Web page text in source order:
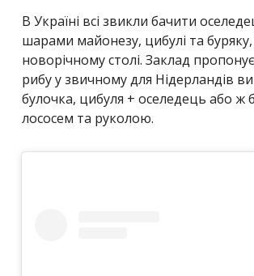
В Україні всі звикли бачити
шарами майонезу, цибулі та буряку,
новорічному столі. Заклад
рибу у звичному для Нідерландів
булочка, цибуля + оселедець або ж
лососем та руколою.